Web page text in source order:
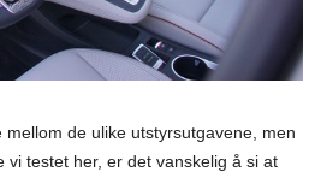
de ulike utstyrsutgavene, men
vi testet her, er det vanskelig å si at